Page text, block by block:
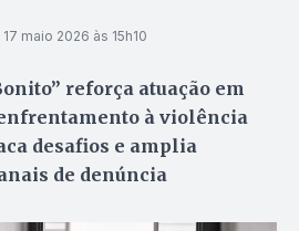
17 maio 2026 às 15h10
reforça atuação em
à violência
desafios e amplia
de denúncia